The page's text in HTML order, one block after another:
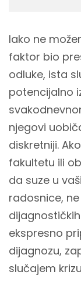
Iako ne
faktor bio
odluke, ista
potencijalno
njegovi
diskretniji.
fakultetu ili
da suze u
radosnice,
ekspresno
dijagnozu,
slučajem